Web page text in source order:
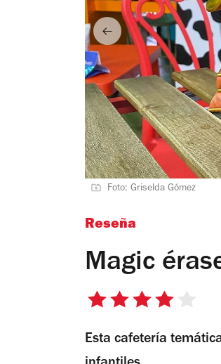
Foto: Griselda Gómez
Reseña
Magic
4
5
Esta cafetería